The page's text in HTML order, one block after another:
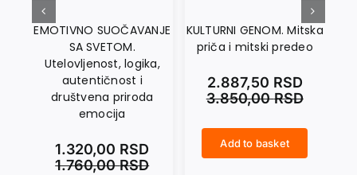
EMOTIVNO SUOČAVANJE
SA SVETOM.
Utelovljenost, logika,
autentičnost i
društvena priroda
emocija
1.760,00RSD
1.320,00 RSD
KULTURNI GENOM. Mitska
priča i mitski predeo
3.850,00RSD
2.887,50 RSD
Add to basket